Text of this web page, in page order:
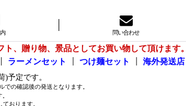
問い合わせ
、贈り物、景品としてお買い物して頂けます。
ラーメンセット つけ麺セット 海外発送店